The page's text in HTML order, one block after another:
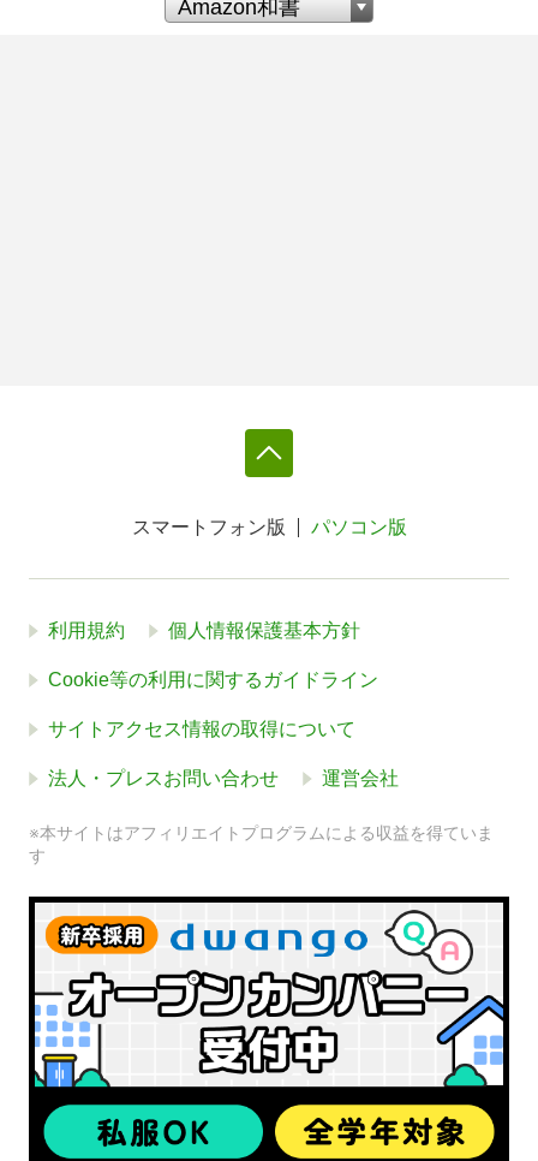
スマートフォン版 パソコン版
利用規約 個人情報保護基本方針
Cookie等の利用に関するガイドライン
サイトアクセス情報の取得について
法人・プレスお問い合わせ 運営会社
※本サイトはアフィリエイトプログラムによる収益を得ていま
す